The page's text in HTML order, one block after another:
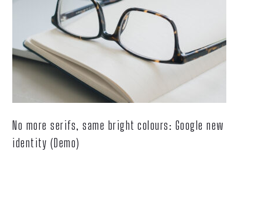
No more serifs, same bright colours: Google new
identity (Demo)